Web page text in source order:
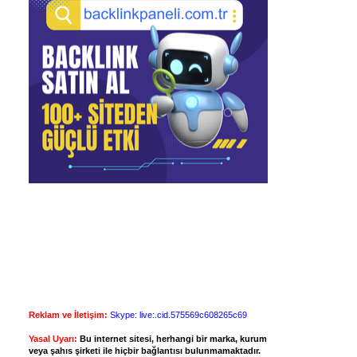
Reklam ve İletişim: Skype: live:.cid.575569c608265c69
Yasal Uyarı: Bu internet sitesi, herhangi bir marka, kurum
veya şahıs şirketi ile hiçbir bağlantısı bulunmamaktadır.